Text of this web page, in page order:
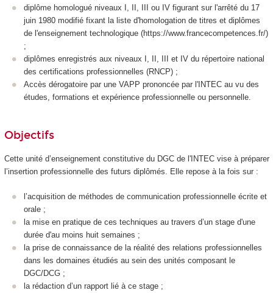
diplôme homologué niveaux I, II, III ou IV figurant sur l'arrêté du 17
juin 1980 modifié fixant la liste d'homologation de titres et diplômes
de l'enseignement technologique (https://www.francecompetences.fr/)
;
diplômes enregistrés aux niveaux I, II, III et IV du répertoire national
des certifications professionnelles (RNCP) ;
Accès dérogatoire par une VAPP prononcée par l'INTEC au vu des
études, formations et expérience professionnelle ou personnelle.
Objectifs
Cette unité d’enseignement constitutive du DGC de l'INTEC vise à préparer
l’insertion professionnelle des futurs diplômés. Elle repose à la fois sur :
l’acquisition de méthodes de communication professionnelle écrite et
orale ;
la mise en pratique de ces techniques au travers d’un stage d'une
durée d'au moins huit semaines ;
la prise de connaissance de la réalité des relations professionnelles
dans les domaines étudiés au sein des unités composant le
DGC/DCG ;
la rédaction d’un rapport lié à ce stage ;